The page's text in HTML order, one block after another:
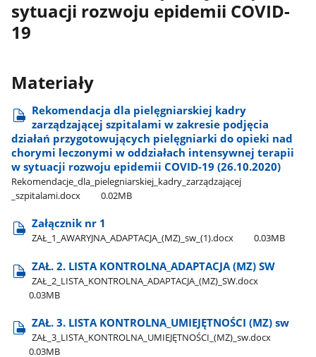
sytuacji rozwoju epidemii COVID-
19
Materiały
Rekomendacja dla pielęgniarskiej kadry
zarządzającej szpitalami w zakresie podjęcia
działań przygotowujących pielęgniarki do opieki nad
chorymi leczonymi w oddziałach intensywnej terapii
w sytuacji rozwoju epidemii COVID-19 (26.10.2020)
Rekomendacje​_dla​_pielegniarskiej​_kadry​_zarządzającej​
_szpitalami.docx
0.02MB
Załącznik nr 1
ZAŁ​_1​_AWARYJNA​_ADAPTACJA​_(MZ)​_sw​_(1).docx 0.03MB
ZAŁ. 2. LISTA KONTROLNA​_ADAPTACJA (MZ) SW
ZAŁ​_2​_LISTA​_KONTROLNA​_ADAPTACJA​_(MZ)​_SW.docx
0.03MB
ZAŁ. 3. LISTA KONTROLNA​_UMIEJĘTNOŚCI (MZ) sw
ZAŁ​_3​_LISTA​_KONTROLNA​_UMIEJĘTNOŚCI​_(MZ)​_sw.docx
0.03MB